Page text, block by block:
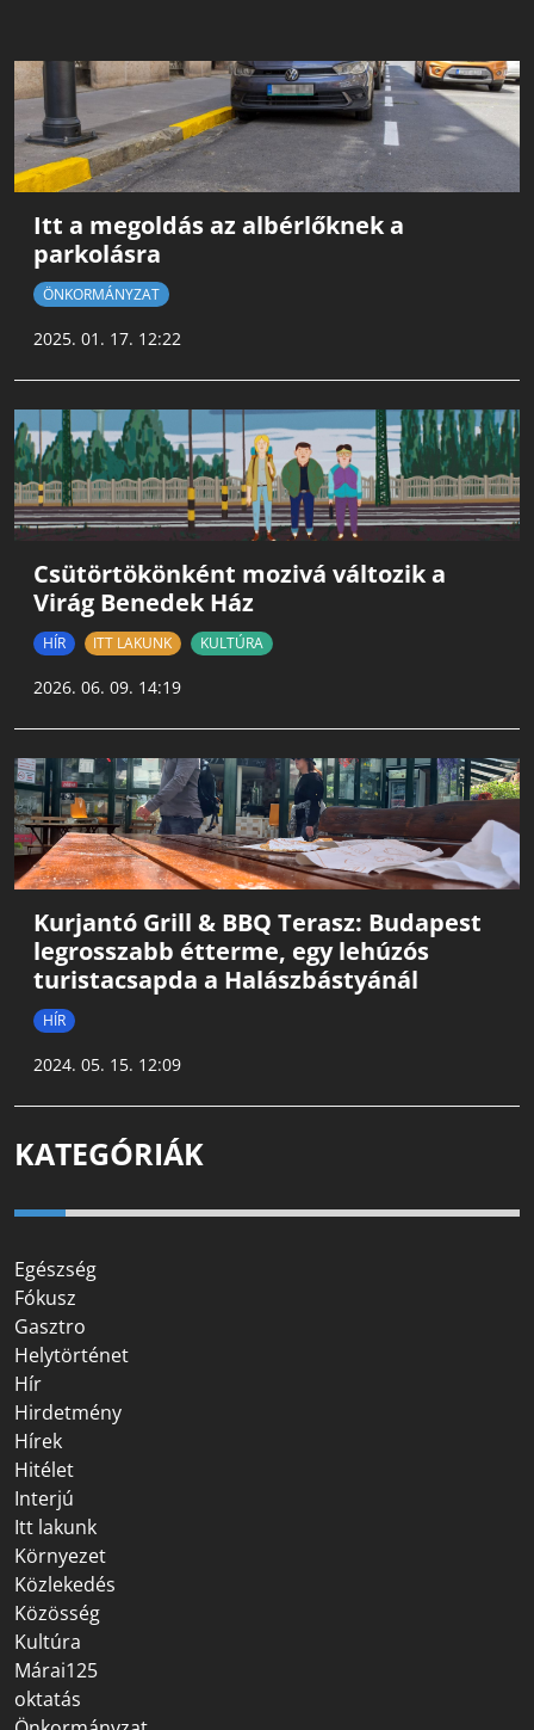
Itt a megoldás az albérlőknek a
parkolásra
ÖNKORMÁNYZAT
2025. 01. 17. 12:22
Csütörtökönként mozivá változik a
Virág Benedek Ház
HÍR ITT LAKUNK KULTÚRA
2026. 06. 09. 14:19
Kurjantó Grill & BBQ Terasz: Budapest
legrosszabb étterme, egy lehúzós
turistacsapda a Halászbástyánál
HÍR
2024. 05. 15. 12:09
KATEGÓRIÁK
Egészség
Fókusz
Gasztro
Helytörténet
Hír
Hirdetmény
Hírek
Hitélet
Interjú
Itt lakunk
Környezet
Közlekedés
Közösség
Kultúra
Márai125
oktatás